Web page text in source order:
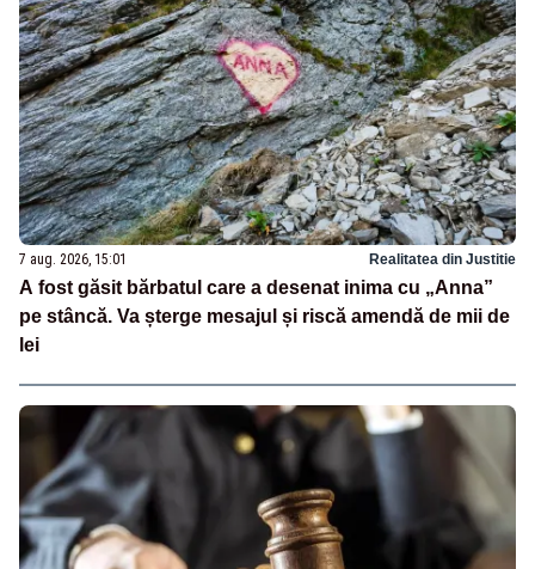
7 aug. 2026, 15:01 Realitatea din Justitie
A fost găsit bărbatul care a desenat inima cu „Anna”
pe stâncă. Va șterge mesajul și riscă amendă de mii de
lei